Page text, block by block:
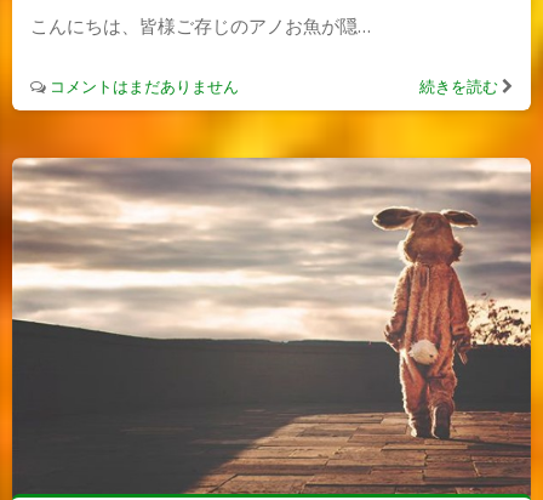
こんにちは、皆様ご存じのアノお魚が隠…
コメントはまだありません 続きを読む